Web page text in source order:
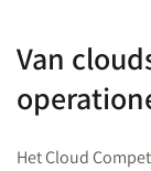
Van
Het Cloud